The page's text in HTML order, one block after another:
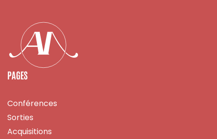
PAGES
Conférences
Sorties
Acquisitions